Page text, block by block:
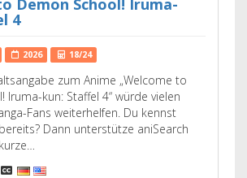
Demon School! Iruma-
4
2026 18/24
zum Anime „Welcome to
Iruma-kun: Staffel 4“ würde vielen
Fans weiterhelfen. Du kennst
Dann unterstütze aniSearch